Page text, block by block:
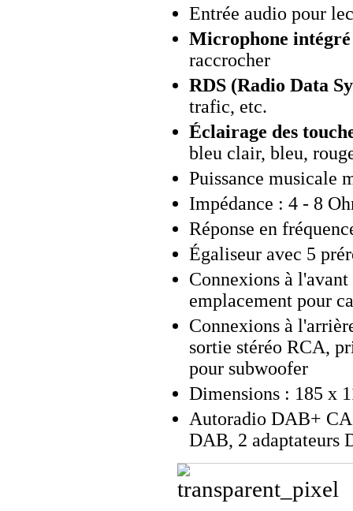
Entrée audio pour
Microphone
raccrocher
RDS (Radio Data
trafic, etc.
Éclairage des
bleu clair, bleu,
Puissance musicale
Impédance : 4 - 8
Réponse en
Égaliseur avec 5
Connexions à
emplacement pour
Connexions à
sortie stéréo RCA,
pour subwoofer
Dimensions : 185 x
Autoradio DAB+
DAB, 2 adaptateurs